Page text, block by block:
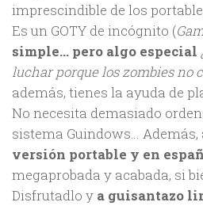
imprescindible de los
Es un GOTY de incógnito (
simple… pero algo especial
luchar porque los zombies no
además, tienes la ayuda de
No necesita demasiado
sistema Guindows…
versión portable y en
megaprobada y acabada, si
Disfrutadlo y a guisantazo